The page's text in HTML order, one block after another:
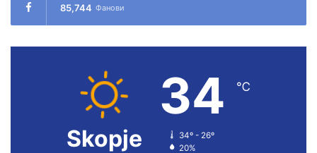
85,744 Фанови
Skopje
34 ℃
34º - 26º
20%